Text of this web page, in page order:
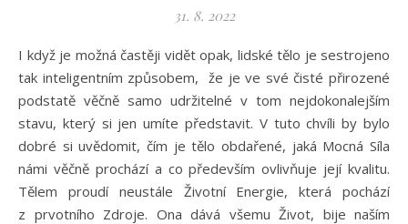
31. 8. 2022
I když je možná častěji vidět opak, lidské tělo je sestrojeno
tak inteligentním způsobem, že je ve své čisté přirozené
podstatě věčně samo udržitelné v tom nejdokonalejším
stavu, který si jen umíte představit. V tuto chvíli by bylo
dobré si uvědomit, čím je tělo obdařené, jaká Mocná Síla
námi věčně prochází a co především ovlivňuje její kvalitu.
Tělem proudí neustále Životní Energie, která pochází
z prvotního Zdroje. Ona dává všemu Život, bije naším